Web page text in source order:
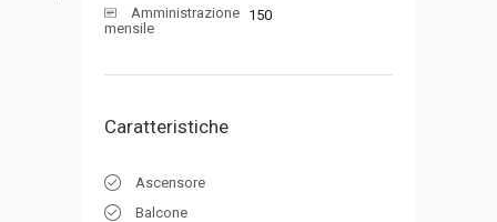
Amministrazione
mensile
150
Caratteristiche
Ascensore
Balcone